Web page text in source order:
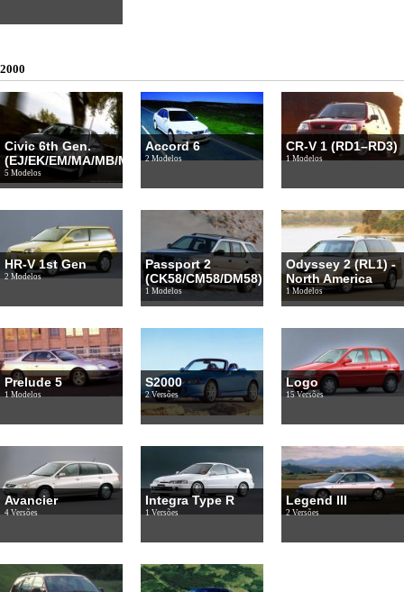
2000
Civic 6th Gen.
(EJ/EK/EM/MA/MB/MC)
5 Modelos
Accord 6
2 Modelos
CR-V 1 (RD1–RD3)
1 Modelos
HR-V 1st Gen
2 Modelos
Passport 2
(CK58/CM58/DM58)
1 Modelos
Odyssey 2 (RL1) -
North America
1 Modelos
Prelude 5
1 Modelos
S2000
2 Versões
Logo
15 Versões
Avancier
4 Versões
Integra Type R
1 Versões
Legend III
2 Versões